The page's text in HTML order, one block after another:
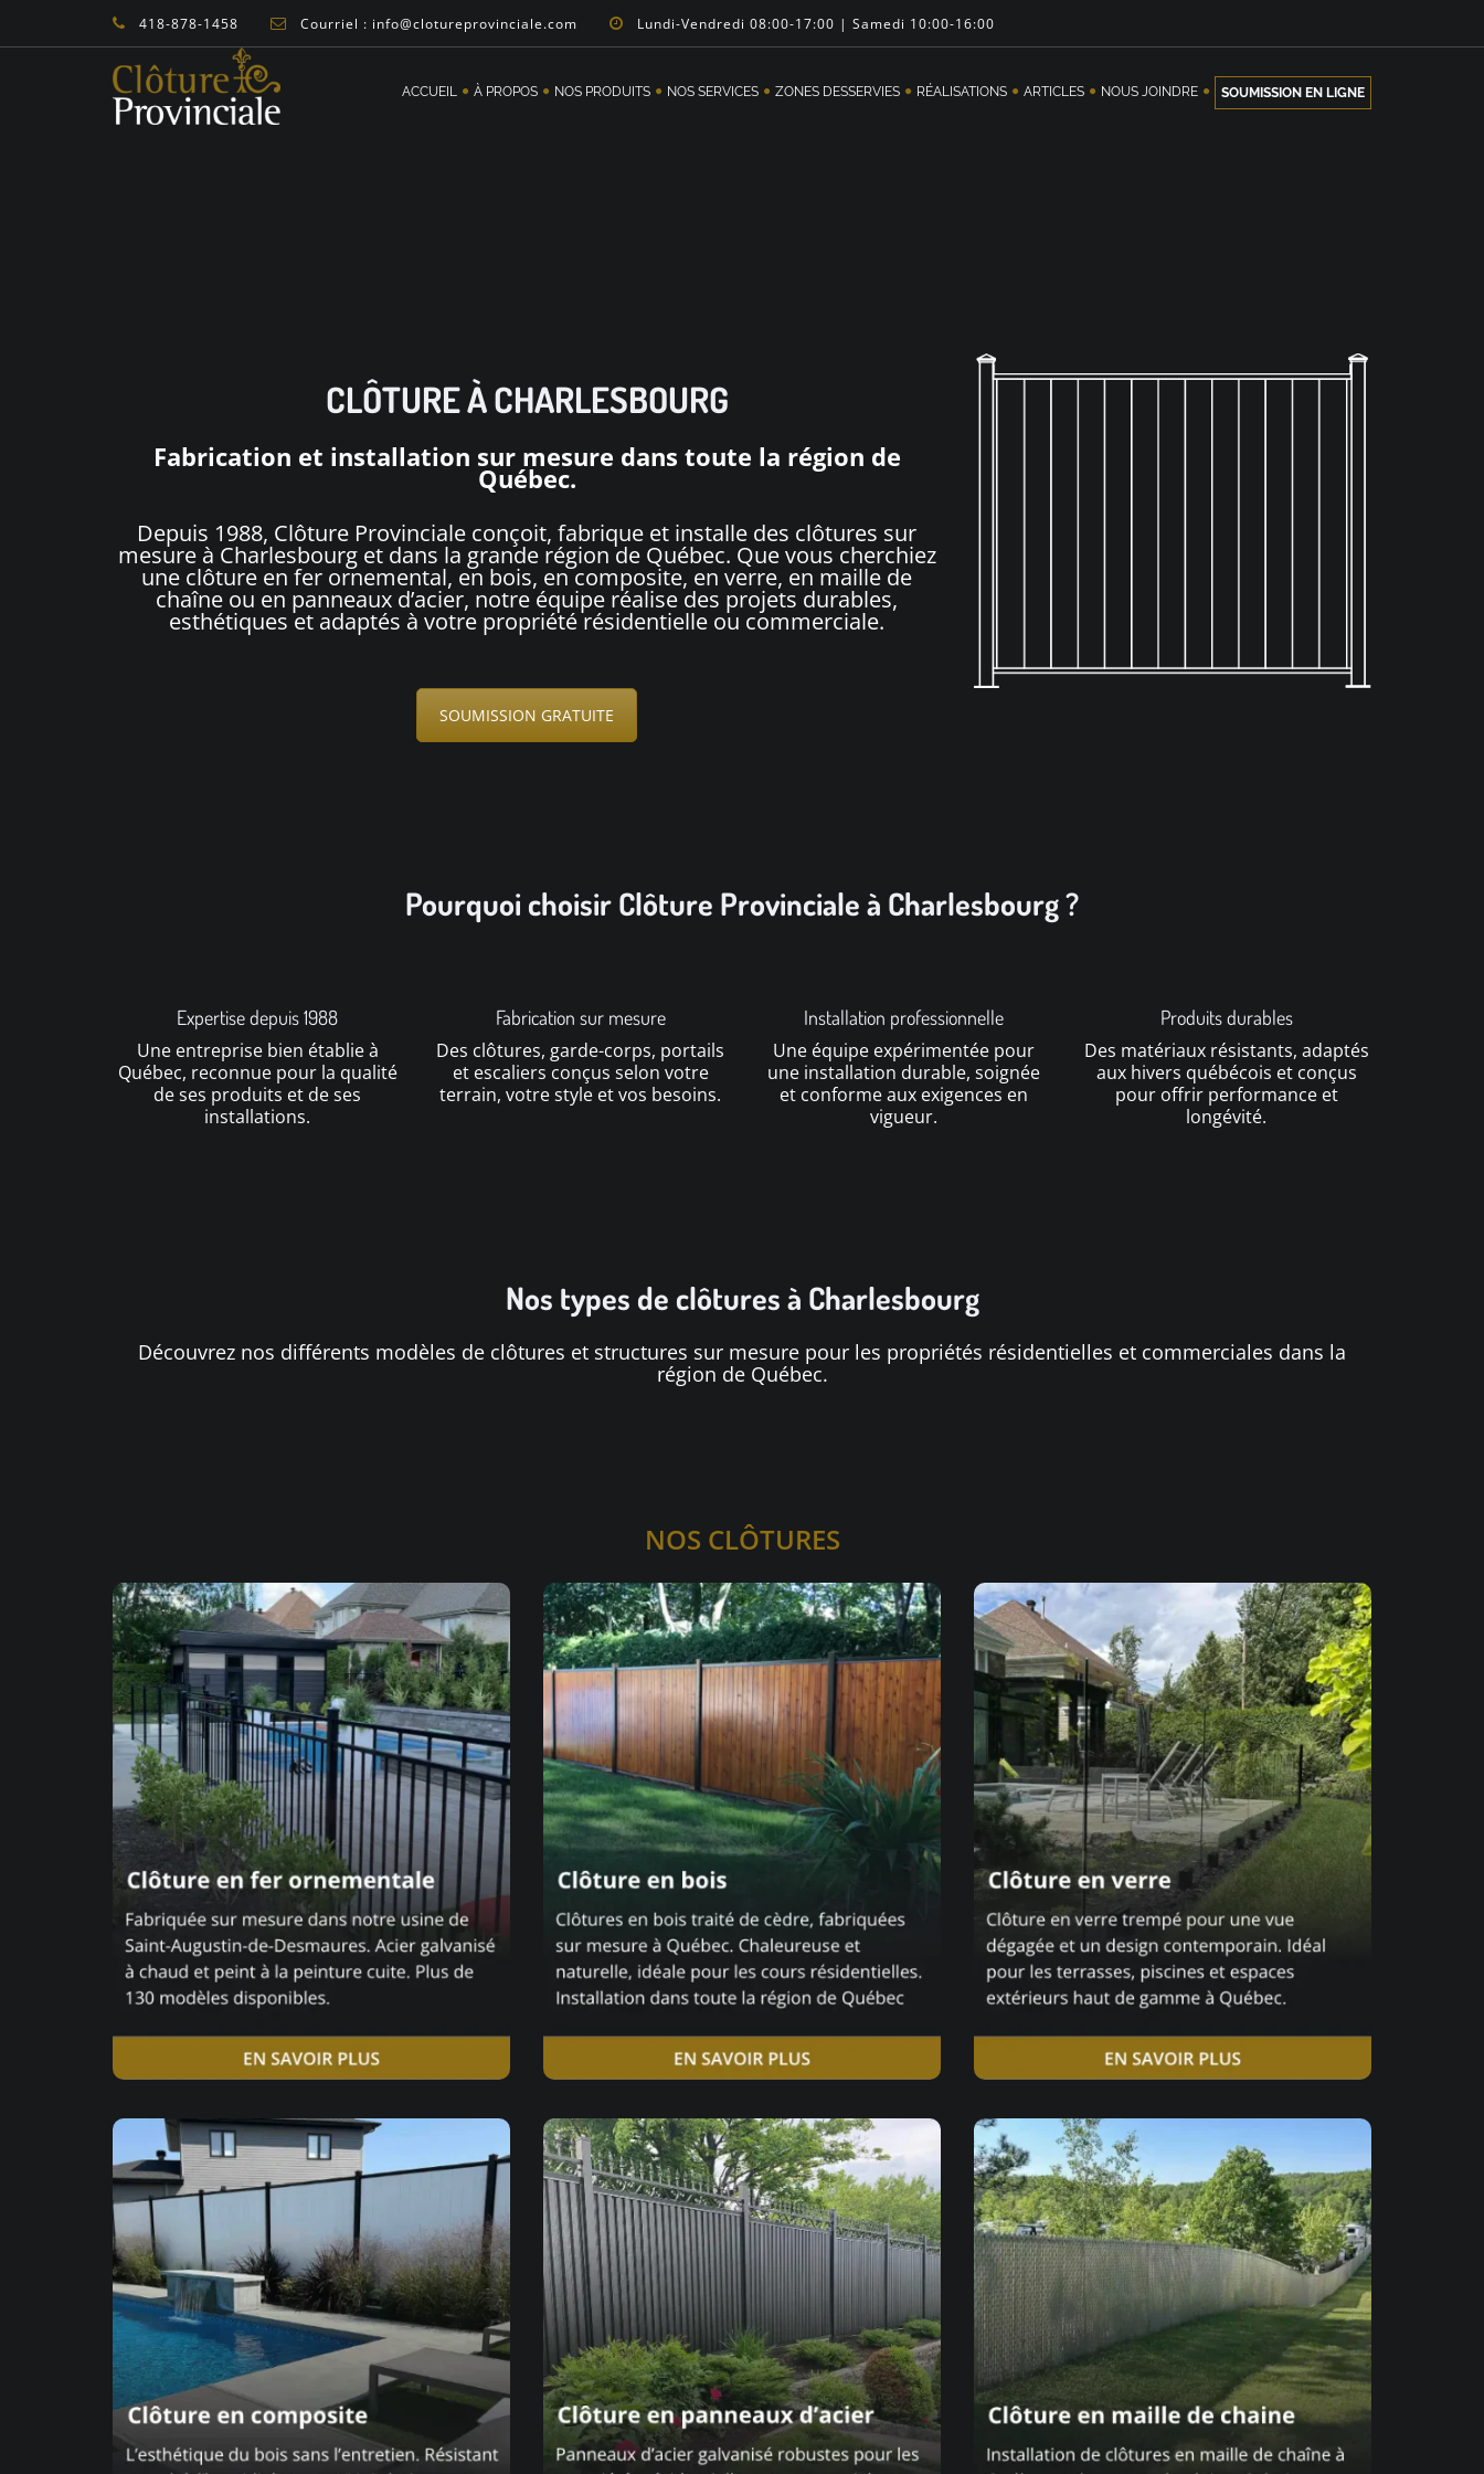
418-878-1458 Courriel : info@clotureprovinciale.com Lundi-Vendredi 08:00-17:00 | Samedi 10:00-16:00
ACCUEIL À PROPOS NOS PRODUITS NOS SERVICES ZONES DESSERVIES RÉALISATIONS ARTICLES NOUS JOINDRE SOUMISSION EN LIGNE
CLÔTURE À CHARLESBOURG
Fabrication et installation sur mesure dans toute la région de
Québec.
Depuis 1988, Clôture Provinciale conçoit, fabrique et installe des clôtures sur
mesure à Charlesbourg et dans la grande région de Québec. Que vous cherchiez
une clôture en fer ornemental, en bois, en composite, en verre, en maille de
chaîne ou en panneaux d’acier, notre équipe réalise des projets durables,
esthétiques et adaptés à votre propriété résidentielle ou commerciale.
SOUMISSION GRATUITE
Pourquoi choisir Clôture Provinciale à Charlesbourg ?
Expertise depuis 1988
Une entreprise bien établie à
Québec, reconnue pour la qualité
de ses produits et de ses
installations.
Fabrication sur mesure
Des clôtures, garde-corps, portails
et escaliers conçus selon votre
terrain, votre style et vos besoins.
Installation professionnelle
Une équipe expérimentée pour
une installation durable, soignée
et conforme aux exigences en
vigueur.
Produits durables
Des matériaux résistants, adaptés
aux hivers québécois et conçus
pour offrir performance et
longévité.
Nos types de clôtures à Charlesbourg
Découvrez nos différents modèles de clôtures et structures sur mesure pour les propriétés résidentielles et commerciales dans la
région de Québec.
NOS CLÔTURES